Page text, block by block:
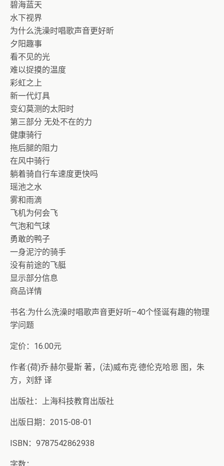
碧海蓝天
水下视界
为什么洗澡时唱歌声音更好昕
夕阳趣事
看不见的光
难以捉摸的温度
彩虹之上
新一代灯具
变幻莫测的太阳时
第三部分 无处不在的力
健康骑行
拖后腿的阻力
在风中骑行
躺着骑自行车速度更快吗
瑶池之水
雾和雨滴
飞机为何会飞
气泡和气球
勇敢的鸭子
一身泥泞的骑手
没有前途的飞艇
显示部分信息
商品详情
书名:为什么洗澡时唱歌声音更好听–40个怪诞有趣的物理
学问题
定价：16.00元
作者:(荷)乔·赫尔曼斯 著，(法)威布克·德伦克哈恩 图，朱
方，刘舒 译
出版社：上海科技教育出版社
出版日期：2015-08-01
ISBN：9787542862938